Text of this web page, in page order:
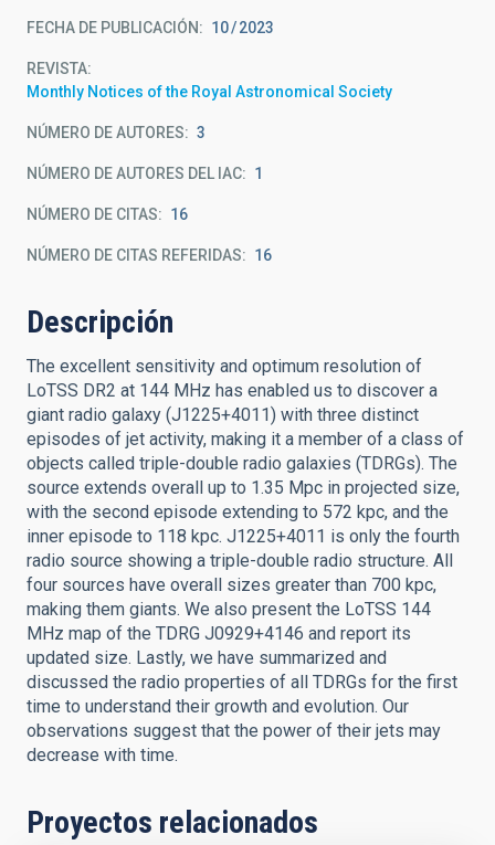
FECHA DE PUBLICACIÓN: 10 2023
REVISTA
Monthly Notices of the Royal Astronomical Society
NÚMERO DE AUTORES 3
NÚMERO DE AUTORES DEL IAC 1
NÚMERO DE CITAS 16
NÚMERO DE CITAS REFERIDAS 16
Descripción
The excellent sensitivity and optimum resolution of
LoTSS DR2 at 144 MHz has enabled us to discover a
giant radio galaxy (J1225+4011) with three distinct
episodes of jet activity, making it a member of a class of
objects called triple-double radio galaxies (TDRGs). The
source extends overall up to 1.35 Mpc in projected size,
with the second episode extending to 572 kpc, and the
inner episode to 118 kpc. J1225+4011 is only the fourth
radio source showing a triple-double radio structure. All
four sources have overall sizes greater than 700 kpc,
making them giants. We also present the LoTSS 144
MHz map of the TDRG J0929+4146 and report its
updated size. Lastly, we have summarized and
discussed the radio properties of all TDRGs for the first
time to understand their growth and evolution. Our
observations suggest that the power of their jets may
decrease with time.
Proyectos relacionados